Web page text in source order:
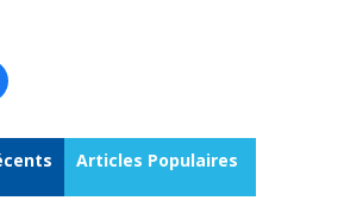
Articles Populaires